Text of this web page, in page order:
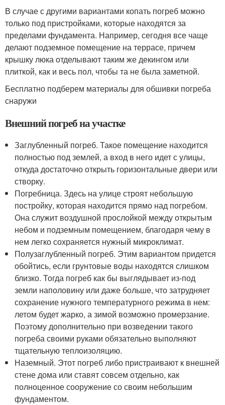
В случае с другими вариантами копать погреб можно
только под пристройками, которые находятся за
пределами фундамента. Например, сегодня все чаще
делают подземное помещение на террасе, причем
крышку люка отделывают таким же декингом или
плиткой, как и весь пол, чтобы та не была заметной.
Бесплатно подберем материалы для обшивки погреба
снаружи
Внешний погреб на участке
Заглубленный погреб. Такое помещение находится
полностью под землей, а вход в него идет с улицы,
откуда достаточно открыть горизонтальные двери или
створку.
Погребница. Здесь на улице строят небольшую
постройку, которая находится прямо над погребом.
Она служит воздушной прослойкой между открытым
небом и подземным помещением, благодаря чему в
нем легко сохраняется нужный микроклимат.
Полузаглубленный погреб. Этим вариантом придется
обойтись, если грунтовые воды находятся слишком
близко. Тогда погреб как бы выглядывает из-под
земли наполовину или даже больше, что затрудняет
сохранение нужного температурного режима в нем:
летом будет жарко, а зимой возможно промерзание.
Поэтому дополнительно при возведении такого
погреба своими руками обязательно выполняют
тщательную теплоизоляцию.
Наземный. Этот погреб либо пристраивают к внешней
стене дома или ставят совсем отдельно, как
полноценное сооружение со своим небольшим
фундаментом.